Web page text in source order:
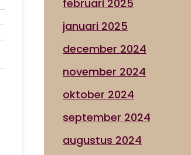
februari 2025
januari 2025
december 2024
november 2024
oktober 2024
september 2024
augustus 2024